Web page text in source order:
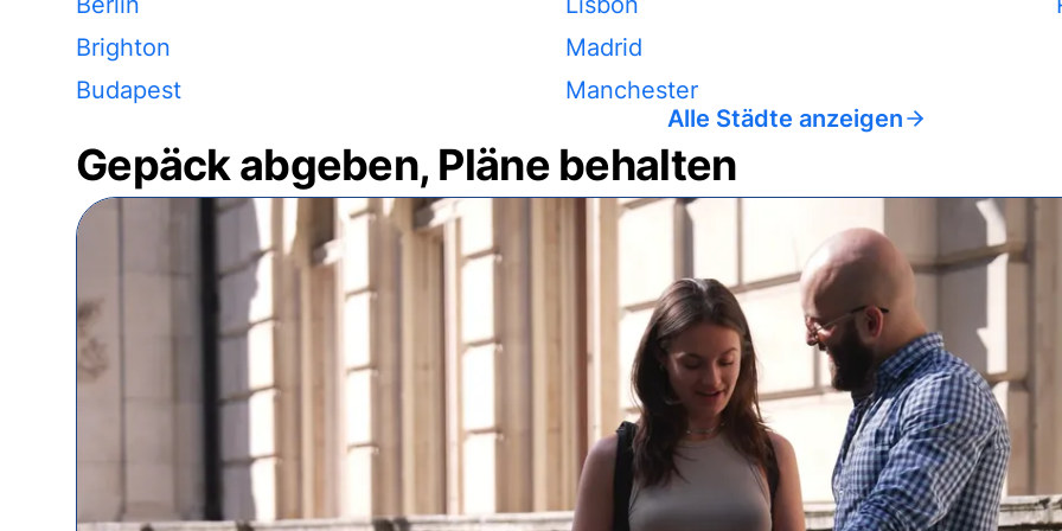
Brighton
Budapest
Madrid
Manchester
Alle Städte anzeigen
Gepäck abgeben, Pläne behalten